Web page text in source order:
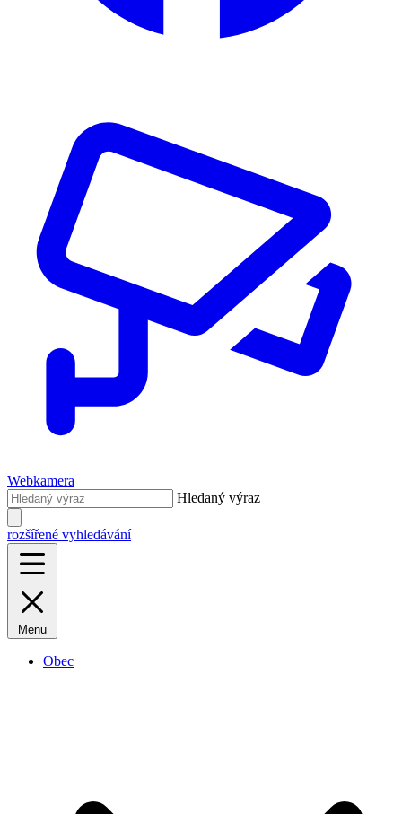
Webkamera
Hledaný výraz
rozšířené vyhledávání
Menu
Obec